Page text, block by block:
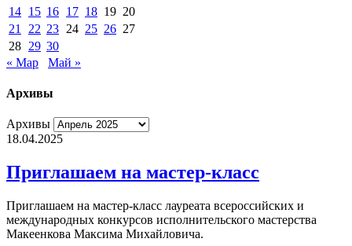
14 15 16 17 18 19 20
21
22 23 24 25 26 27
28 29 30
« Мар
Май »
Архивы
Архивы
18.04.2025
Приглашаем на мастер-класс
Приглашаем на мастер-класс лауреата всероссийских и
международных конкурсов исполнительского мастерства
Макеенкова Максима Михайловича.